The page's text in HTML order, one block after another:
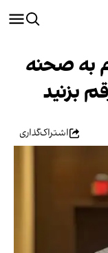
به صحنه
بزنید
اشتراک‌گذاری